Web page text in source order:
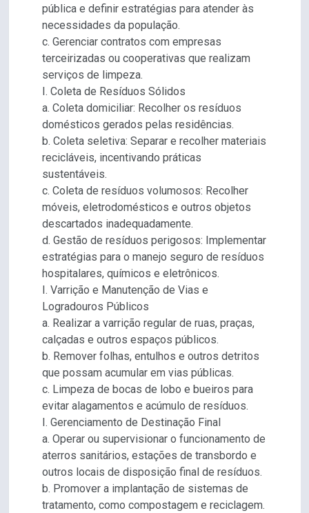
pública e definir estratégias para atender às
necessidades da população.
c. Gerenciar contratos com empresas
terceirizadas ou cooperativas que realizam
serviços de limpeza.
I. Coleta de Resíduos Sólidos
a. Coleta domiciliar: Recolher os resíduos
domésticos gerados pelas residências.
b. Coleta seletiva: Separar e recolher materiais
recicláveis, incentivando práticas
sustentáveis.
c. Coleta de resíduos volumosos: Recolher
móveis, eletrodomésticos e outros objetos
descartados inadequadamente.
d. Gestão de resíduos perigosos: Implementar
estratégias para o manejo seguro de resíduos
hospitalares, químicos e eletrônicos.
I. Varrição e Manutenção de Vias e
Logradouros Públicos
a. Realizar a varrição regular de ruas, praças,
calçadas e outros espaços públicos.
b. Remover folhas, entulhos e outros detritos
que possam acumular em vias públicas.
c. Limpeza de bocas de lobo e bueiros para
evitar alagamentos e acúmulo de resíduos.
I. Gerenciamento de Destinação Final
a. Operar ou supervisionar o funcionamento de
aterros sanitários, estações de transbordo e
outros locais de disposição final de resíduos.
b. Promover a implantação de sistemas de
tratamento, como compostagem e reciclagem.